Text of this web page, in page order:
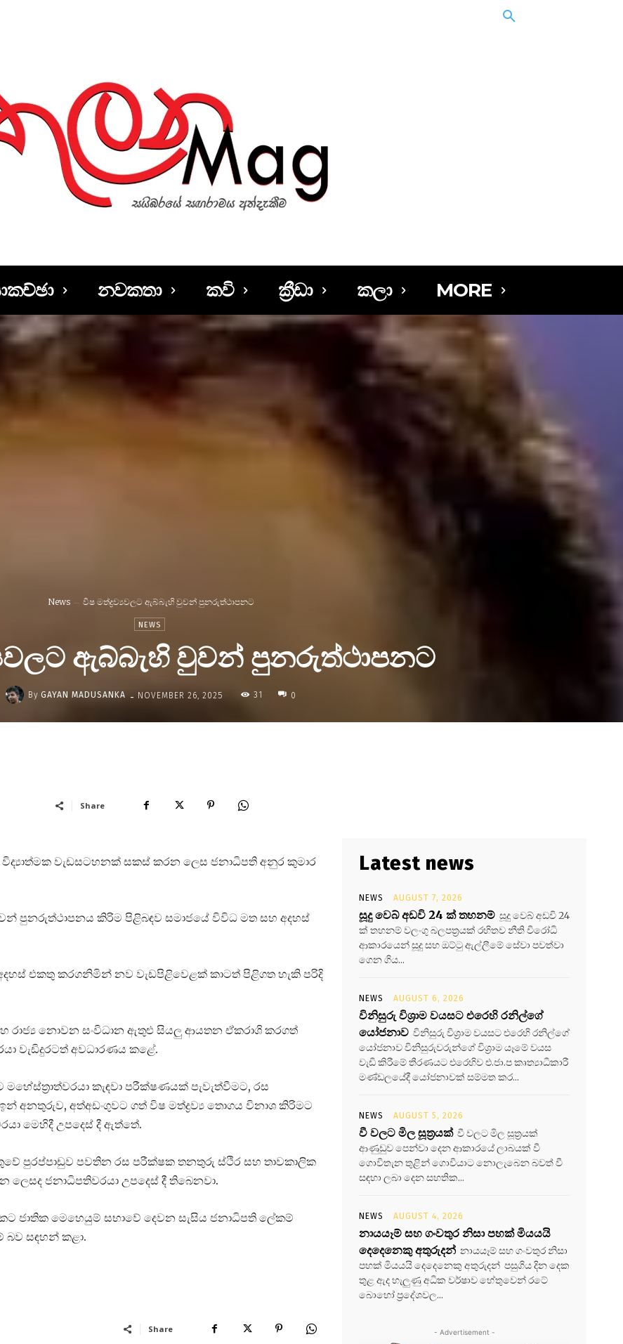
නවකතා කවි ක්‍රීඩා කලා MORE
News විෂ මත්ද්‍රව්‍යවලට ඇබ්බැහි වුවන් පුනරුත්ථාපනට
NEWS
ඇබ්බැහි වුවන් පුනරුත්ථාපනට
By GAYAN MADUSANKA - NOVEMBER 26, 2025 31 0
Share
වැඩසටහනක් සකස් කරන ලෙස ජනාධිපති අනුර කුමාර
පුනරුත්ථාපනය කිරිම පිළිබඳව සමාජයේ විවිධ මත සහ අදහස්
එකතු කරගනිමින් නව වැඩපිළිවෙළක් කාටත් පිළිගත හැකි පරිදි
රාජ්‍ය නොවන සංවිධාන ඇතුළු සියලු ආයතන ඒකරාශි කරගත්
වැඩිදුරටත් අවධාරණය කළේ.
කැඳවා පරීක්ෂණයක් පැවැත්වීමට, රස
අනතුරුව, අත්අඩංගුවට ගත් විෂ මත්ද්‍රව්‍ය තොගය විනාශ කිරිමට
මෙහිදී උපදෙස් දී ඇත්තේ.
පුරප්පාඩුව පවතින රස පරීක්ෂක තනතුරු ස්ථිර සහ තාවකාලික
ජනාධිපතිවරයා උපදෙස් දී තිබෙනවා.
ජාතික මෙහෙයුම් සභාවේ දෙවන සැසිය ජනාධිපති ලේකම්
බව සඳහන් කළා.
Share
Latest news
NEWS AUGUST 7, 2026
සූදු වෙබ් අඩවි 24 ක් තහනම් සූදු වෙබ් අඩවි 24
ක් තහනම් වලංගු බලපත්‍රයක් රහිතව නීති විරෝධි
ආකාරයෙන් සූදු සහ ඔට්ටු ඇල්ලීමේ සේවා පවත්වා
ගෙන ගිය...
NEWS AUGUST 6, 2026
විනිසුරු විශ්‍රාම වයසට එරෙහි රනිල්ගේ
යෝජනාව විනිසුරු විශ්‍රාම වයසට එරෙහි රනිල්ගේ
යෝජනාව විනිසුරුවරුන්ගේ විශ්‍රාම යෑමේ වයස
වැඩි කිරීමේ තීරණයට එරෙහිව එ.ජා.ප කෘත්‍යාධිකාරී
මණ්ඩලයේදී යෝජනාවක් සම්මත කර...
NEWS AUGUST 5, 2026
වී වලට මිල සූත්‍රයක් වී වලට මිල සූත්‍රයක්
ආණුඩුව පෙන්වා දෙන ආකාරයේ ලාබයක් වී
ගොවිතැන තුළින් ගොවියාට නොලැබෙන බවත් වී
සඳහා ලබා දෙන සහතික...
NEWS AUGUST 4, 2026
නායයෑම් සහ ගංවතුර නිසා පහක් මියයයි
දෙදෙනෙකු අතුරුදන් නායයෑම් සහ ගංවතුර නිසා
පහක් මියයයි දෙදෙනෙකු අතුරුදන් පසුගිය දින දෙක
තුළ ඇද හැලුණු අධික වර්ෂාව හේතුවෙන් රටේ
බොහෝ ප්‍රදේශවල...
- Advertisement -